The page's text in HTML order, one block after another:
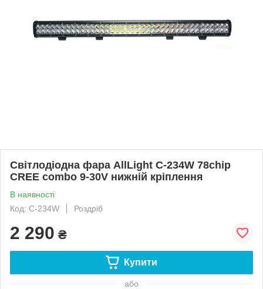
Світлодіодна фара AllLight C-234W 78chip
CREE combo 9-30V нижній кріплення
В наявності
Код: C-234W
Роздріб
2 290 ₴
Купити
або